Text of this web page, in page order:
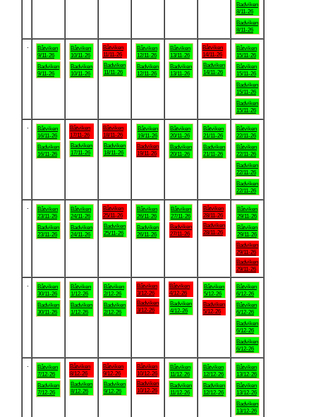
Badviken
8/11-26
Badviken
8/11-26
Båtviken
9/11-26
Badviken
9/11-26
Båtviken
10/11-26
Badviken
10/11-26
Båtviken
11/11-26
Badviken
11/11-26
Båtviken
12/11-26
Badviken
12/11-26
Båtviken
13/11-26
Badviken
13/11-26
Båtviken
14/11-26
Badviken
14/11-26
Båtviken
15/11-26
Båtviken
15/11-26
Badviken
15/11-26
Badviken
15/11-26
Båtviken
16/11-26
Badviken
16/11-26
Båtviken
17/11-26
Badviken
17/11-26
Båtviken
18/11-26
Badviken
18/11-26
Båtviken
19/11-26
Badviken
19/11-26
Båtviken
20/11-26
Badviken
20/11-26
Båtviken
21/11-26
Badviken
21/11-26
Båtviken
22/11-26
Båtviken
22/11-26
Badviken
22/11-26
Badviken
22/11-26
Båtviken
23/11-26
Badviken
23/11-26
Båtviken
24/11-26
Badviken
24/11-26
Båtviken
25/11-26
Badviken
25/11-26
Båtviken
26/11-26
Badviken
26/11-26
Båtviken
27/11-26
Badviken
27/11-26
Båtviken
28/11-26
Badviken
28/11-26
Båtviken
29/11-26
Båtviken
29/11-26
Badviken
29/11-26
Badviken
29/11-26
Båtviken
30/11-26
Badviken
30/11-26
Båtviken
1/12-26
Badviken
1/12-26
Båtviken
2/12-26
Badviken
2/12-26
Båtviken
3/12-26
Badviken
3/12-26
Båtviken
4/12-26
Badviken
4/12-26
Båtviken
5/12-26
Badviken
5/12-26
Båtviken
6/12-26
Båtviken
6/12-26
Badviken
6/12-26
Badviken
6/12-26
Båtviken
7/12-26
Badviken
7/12-26
Båtviken
8/12-26
Badviken
8/12-26
Båtviken
9/12-26
Badviken
9/12-26
Båtviken
10/12-26
Badviken
10/12-26
Båtviken
11/12-26
Badviken
11/12-26
Båtviken
12/12-26
Badviken
12/12-26
Båtviken
13/12-26
Båtviken
13/12-26
Badviken
13/12-26